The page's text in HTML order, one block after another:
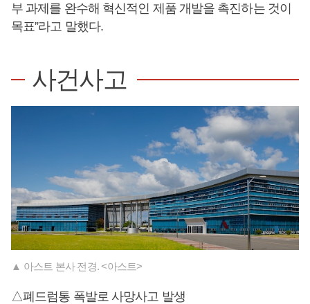
부 과제를 완수해 혁신적인 제품 개발을 촉진하는 것이
목표”라고 말했다.
사건사고
▲ 아스트 본사 전경. <아스트>
△폐드럼통 폭발로 사망사고 발생